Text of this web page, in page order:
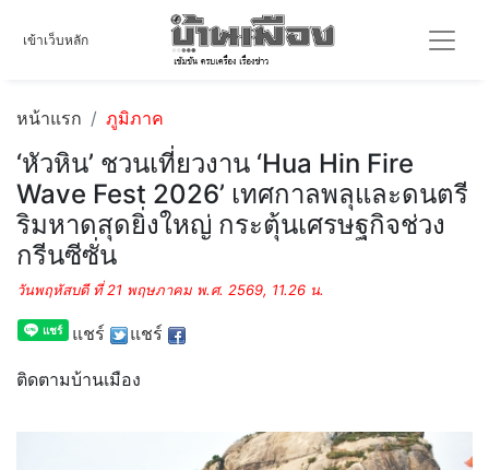
เข้าเว็บหลัก
หน้าแรก ภูมิภาค
‘หัวหิน’ ชวนเที่ยวงาน ‘Hua Hin Fire
Wave Fest 2026’ เทศกาลพลุและดนตรี
ริมหาดสุดยิ่งใหญ่ กระตุ้นเศรษฐกิจช่วง
กรีนซีซั่น
วันพฤหัสบดี ที่ 21 พฤษภาคม พ.ศ. 2569, 11.26 น.
แชร์ แชร์
ติดตามบ้านเมือง